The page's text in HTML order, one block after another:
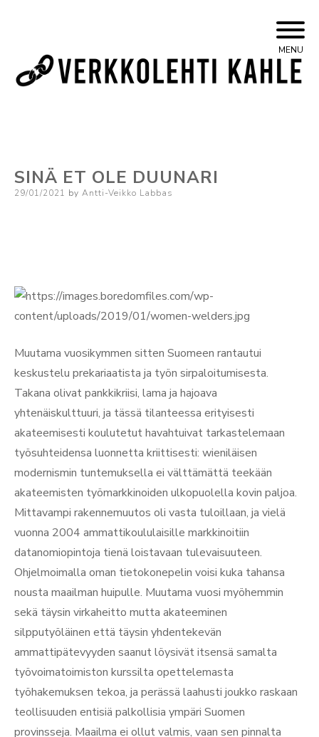
to
content
Kahle MENU
SINÄ ET OLE DUUNARI
Posted
29/01/2021 by Antti-Veikko Labbas
Muutama vuosikymmen sitten Suomeen rantautui
keskustelu prekariaatista ja työn sirpaloitumisesta.
Takana olivat pankkikriisi, lama ja hajoava
yhtenäiskulttuuri, ja tässä tilanteessa erityisesti
akateemisesti koulutetut havahtuivat tarkastelemaan
työsuhteidensa luonnetta kriittisesti: wieniläisen
modernismin tuntemuksella ei välttämättä teekään
akateemisten työmarkkinoiden ulkopuolella kovin paljoa.
Mittavampi rakennemuutos oli vasta tuloillaan, ja vielä
vuonna 2004 ammattikoululaisille markkinoitiin
datanomiopintoja tienä loistavaan tulevaisuuteen.
Ohjelmoimalla oman tietokonepelin voisi kuka tahansa
nousta maailman huipulle. Muutama vuosi myöhemmin
sekä täysin virkaheitto mutta akateeminen
silpputyöläinen että täysin yhdentekevän
ammattipätevyyden saanut löysivät itsensä samalta
työvoimatoimiston kurssilta opettelemasta
työhakemuksen tekoa, ja perässä laahusti joukko raskaan
teollisuuden entisiä palkollisia ympäri Suomen
provinsseja. Maailma ei ollut valmis, vaan sen pinnalta